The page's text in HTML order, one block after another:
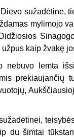
sužadėtine,
mylimojo
kaip žvakę
nebuvo lemta
prekiaujančių
du šimtai